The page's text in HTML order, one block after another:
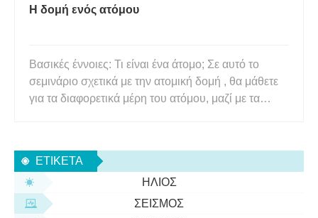
Η δομή ενός ατόμου
Βασικές έννοιες: Τι είναι ένα άτομο; Σε αυτό το
σεμινάριο σχετικά με την ατομική δομή , θα μάθετε
για τα διαφορετικά μέρη του ατόμου, μαζί με τα
μπορούν να βρεθούν μέσω των υποατομικών
σωματιδίων. Αυτές οι ι
ΕΤΙΚΈΤΑ
ΉΛΙΟΣ
ΣΕΙΣΜΌΣ